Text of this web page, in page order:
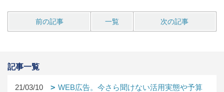
前の記事 一覧 次の記事
記事一覧
21/03/10
WEB広告。今さら聞けない活用実態や予算